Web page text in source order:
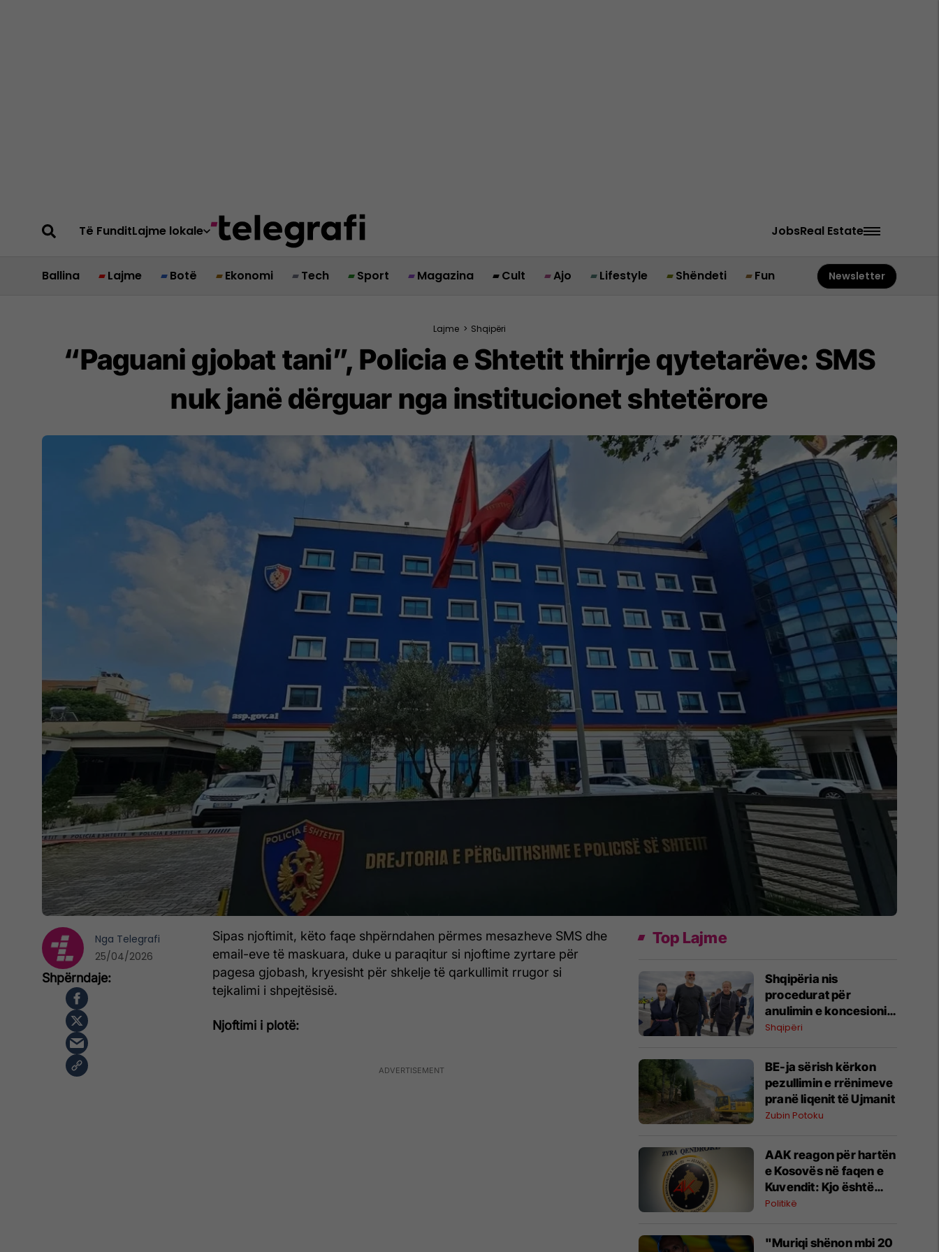
Të FunditLajme lokale JobsReal Estate
Ballina Lajme Botë Ekonomi Tech Sport Magazina Cult Ajo Lifestyle Shëndeti Fun Newsletter
Lajme > Shqipëri
“Paguani gjobat tani”, Policia e Shtetit thirrje qytetarëve: SMS
nuk janë dërguar nga institucionet shtetërore
Sipas njoftimit, këto faqe shpërndahen përmes mesazheve SMS dhe
email-eve të maskuara, duke u paraqitur si njoftime zyrtare për
pagesa gjobash, kryesisht për shkelje të qarkullimit rrugor si
tejkalimi i shpejtësisë.
Njoftimi i plotë:
Nga Telegrafi
25/04/2026
Top Lajme
​Shqipëria nis
procedurat për
anulimin e koncesionit
të Aeroportit të Vlorës
Shqipëri
BE-ja sërish kërkon
pezullimin e rrënimeve
pranë liqenit të Ujmanit
Zubin Potoku
AAK reagon për hartën
e Kosovës në faqen e
Kuvendit: Kjo është
fytyra e vërtetë e këtij
Politikë
"Muriqi shënon mbi 20